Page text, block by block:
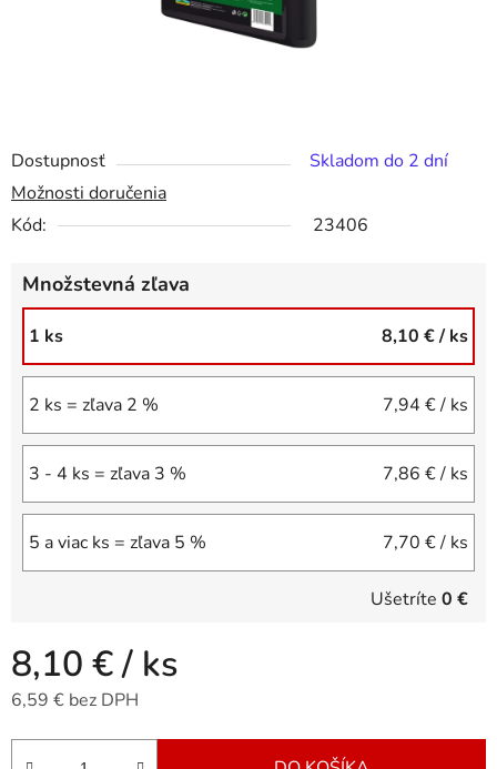
Dostupnosť
Skladom do 2 dní
Možnosti doručenia
Kód:
23406
Množstevná zľava
1 ks 8,10 €/ ks
2 ks = zľava 2 % 7,94 €/ ks
3 - 4 ks = zľava 3 % 7,86 €/ ks
5 a viac ks = zľava 5 % 7,70 €/ ks
Ušetríte 0 €
8,10 €/ ks
6,59 € bez DPH
Jednotková cena: